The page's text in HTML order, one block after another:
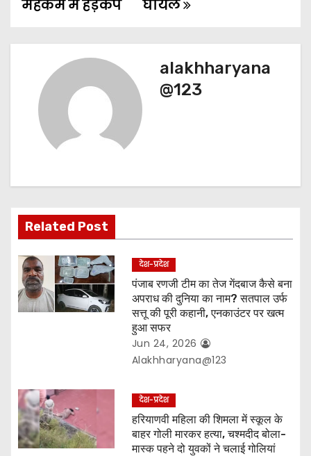
s
t
g
a
t
i
o
घायल
महकमे में हड़कंप
alakhharyana
@123
Related Post
देश-प्रदेश
पंजाब रणजी टीम का तेज गेंदबाज कैसे बना
अपराध की दुनिया का नाम? सतपाल उर्फ
सत्तू की पूरी कहानी, एनकाउंटर पर खत्म
हुआ सफर
Jun 24, 2026
Alakhharyana@123
देश-प्रदेश
हरियाणवी महिला की शिमला में स्कूल के
बाहर गोली मारकर हत्या, चश्मदीद बोला-
मास्क पहने दो युवकों ने चलाई गोलियां